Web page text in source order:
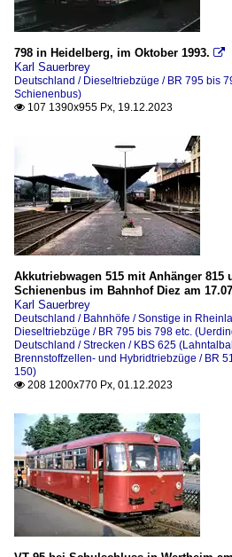
Brexbachtalbahn e.V.
Förderverein Schienenbus
Kasbachtalbahn
RB-, RE-Linien in RLP und SL
RB 96 (Hellertal-Bahn)
Strecken
Freien Grunder Eisenbahn
KBS 440 (Ruhr-Sieg-Strecke)
KBS 462 (Hellertalbahn)
KBS 465 (Rechte
KBS 623 (Obere
KBS 625 (Lahntalbahn)
KBS 978 (Kammeltal)
Unternehmen
evb Logistik
EVG - Eifelbahn
HEG (Hersfelder Kreisbahn
798 in Heidelberg, im Oktober 1993. 
Karl Sauerbrey
Deutschland / Dieseltriebzüge / BR 795 bis
Schienenbus)
 107 1390x955 Px, 19.12.2023
Akkutriebwagen 515 mit Anhänger 815
Schienenbus im Bahnhof Diez am
Karl Sauerbrey
Deutschland / Bahnhöfe / Sonstige in
Dieseltriebzüge / BR 795 bis 798 etc.
Deutschland / Strecken / KBS 625
Brennstoffzellen- und Hybridtriebzüge / BR
150)
 208 1200x770 Px, 01.12.2023